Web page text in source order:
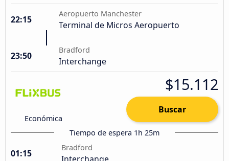
22:15
Aeropuerto Manchester
Terminal de Micros Aeropuerto
23:50
Bradford
Interchange
Económica
$15.112
Buscar
Tiempo de espera 1h 25m
01:15
Bradford
Interchange